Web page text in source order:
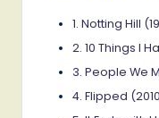
1. Notting Hill
2. 10 Things I
3. People We
4. Flipped (2010